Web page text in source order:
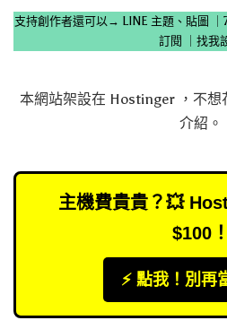
支持創作者還可以→ LINE 主題、貼圖
訂閱
找我
本網站架設在 Hostinger，不想
介紹 。
主機費貴貴？💥
$100！
⚡️ 點我！別再